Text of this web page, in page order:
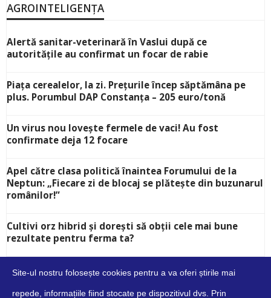
AGROINTELIGENȚA
Alertă sanitar-veterinară în Vaslui după ce
autoritățile au confirmat un focar de rabie
Piața cerealelor, la zi. Prețurile încep săptămâna pe
plus. Porumbul DAP Constanța – 205 euro/tonă
Un virus nou lovește fermele de vaci! Au fost
confirmate deja 12 focare
Apel către clasa politică înaintea Forumului de la
Neptun: „Fiecare zi de blocaj se plătește din buzunarul
românilor!”
Cultivi orz hibrid și dorești să obții cele mai bune
rezultate pentru ferma ta?
Site-ul nostru folosește cookies pentru a va oferi știrile mai
repede, informațiile fiind stocate pe dispozitivul dvs. Prin